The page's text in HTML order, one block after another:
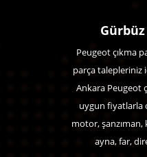
Peugeot çıkma
parça talepleriniz
Ankara Peugeot
uygun fiyatlarla
motor, şanzıman,
ayna, far,